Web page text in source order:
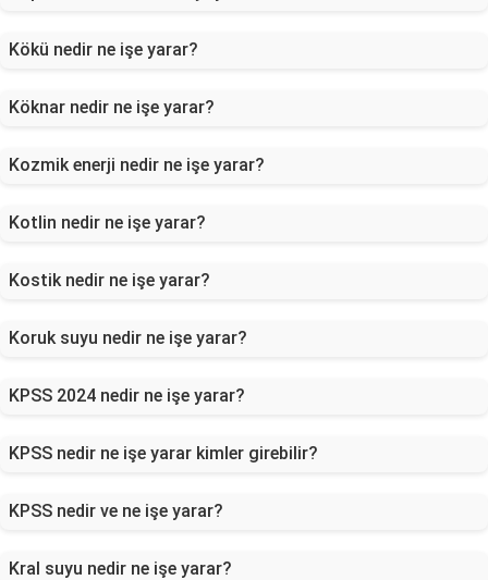
Kökü nedir ne işe yarar?
Köknar nedir ne işe yarar?
Kozmik enerji nedir ne işe yarar?
Kotlin nedir ne işe yarar?
Kostik nedir ne işe yarar?
Koruk suyu nedir ne işe yarar?
KPSS 2024 nedir ne işe yarar?
KPSS nedir ne işe yarar kimler girebilir?
KPSS nedir ve ne işe yarar?
Kral suyu nedir ne işe yarar?